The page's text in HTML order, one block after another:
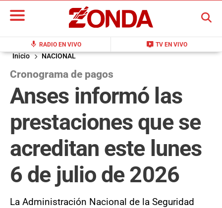
mic RADIO EN VIVO live_tv TV EN VIVO
BUSCAR
Inicio NACIONAL
Cronograma de pagos
Anses informó las
prestaciones que se
acreditan este lunes
6 de julio de 2026
La Administración Nacional de la Seguridad